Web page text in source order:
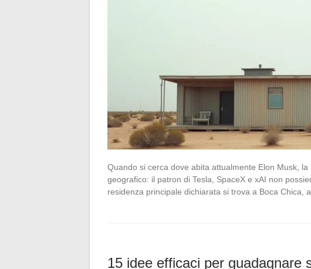
Quando si cerca dove abita attualmente Elon Musk,
geografico: il patron di Tesla, SpaceX e xAI non
residenza principale dichiarata si trova a Boca Chica,
15 idee efficaci per guadagnare